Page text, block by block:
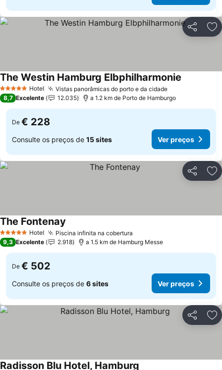
Partilhar
5 Estrelas Hotel Vistas panorâmicas do porto e da cidadeVer preços
The Westin Hamburg Elbphilharmonie
8,7 Excelente 12.035 a 1.2 km de Porto de Hamburgo
De € 228
Consulte os preços de 15 sites Ver preços
Partilhar
5 Estrelas Hotel Piscina infinita na cobertura
The Fontenay
9,3 Excelente 2.918 a 1.5 km de Hamburg Messe
De € 502
Consulte os preços de 6 sites Ver preços
Partilhar
Radisson Blu Hotel, Hamburg